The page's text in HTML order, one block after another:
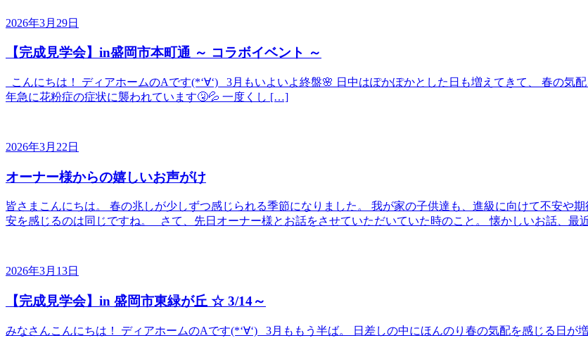
2026年3月29日
【完成見学会】in盛岡市本町通 ～ コラボイベント ～
こんにちは！ ディアホームのAです(*‘∀‘) 3月もいよいよ終盤🌸 日中はぽかぽかとした日も増えてきて、 春の気
年急に花粉症の症状に襲われています🤧💦 一度くし […]
2026年3月22日
オーナー様からの嬉しいお声がけ
皆さまこんにちは。 春の兆しが少しずつ感じられる季節になりました。 我が家の子供達も、進級に向けて不安や
安を感じるのは同じですね。 さて、先日オーナー様とお話をさせていただいていた時のこと。 懐かしいお話、
2026年3月13日
【完成見学会】in 盛岡市東緑が丘 ☆ 3/14～
みなさんこんにちは！ ディアホームのAです(*‘∀‘) 3月ももう半ば。 日差しの中にほんのり春の気配を感じる日が